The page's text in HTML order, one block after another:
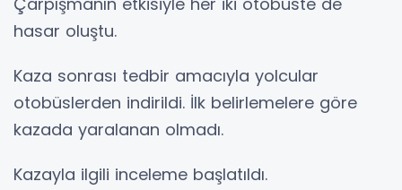
hasar oluştu.
Kaza sonrası tedbir amacıyla yolcular
otobüslerden indirildi. İlk belirlemelere göre
kazada yaralanan olmadı.
Kazayla ilgili inceleme başlatıldı.